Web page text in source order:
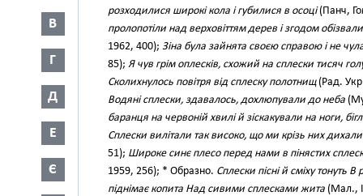
В
Г
Д
Е
Є
розходилися широкі кола і губилися в осоці(Панч,
пролопотіли над верховіттям дерев і згодом
1962, 400); Зіна була зайнята своєю справою і не
85); Я чув грім оплесків, схожий на сплески тисяч
Сколихнулось повітря від сплеску полотнищ(Рад.
Водяні сплески, здавалось, дохлюпували до неба
баранця на червоній хвилі й зіскакували на ноги,
Сплески вилітали так високо, що ми крізь них
51); Широке синє плесо перед нами в пінястих
1959, 256); * Образно. Сплески пісні й сміху тонуть В
піднімає копита Над сивими сплесками жита (Мал.,